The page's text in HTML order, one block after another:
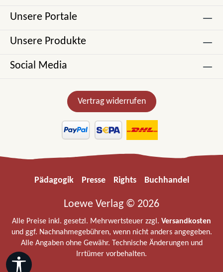
Unsere Portale
Unsere Produkte
Social Media
Vertrag widerrufen
Pädagogik Presse Rights Buchhandel
Loewe Verlag © 2026
Alle Preise inkl. gesetzl. Mehrwertsteuer zzgl. Versandkosten
und ggf. Nachnahmegebühren, wenn nicht anders angegeben.
Alle Angaben ohne Gewähr. Technische Änderungen und
Irrtümer vorbehalten.
Werkzeugleiste anzeigen